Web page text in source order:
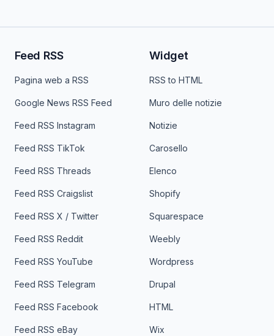
Feed RSS
Pagina web a RSS
Google News RSS Feed
Feed RSS Instagram
Feed RSS TikTok
Feed RSS Threads
Feed RSS Craigslist
Feed RSS X / Twitter
Feed RSS Reddit
Feed RSS YouTube
Feed RSS Telegram
Feed RSS Facebook
Feed RSS eBay
Widget
RSS to HTML
Muro delle notizie
Notizie
Carosello
Elenco
Shopify
Squarespace
Weebly
Wordpress
Drupal
HTML
Wix